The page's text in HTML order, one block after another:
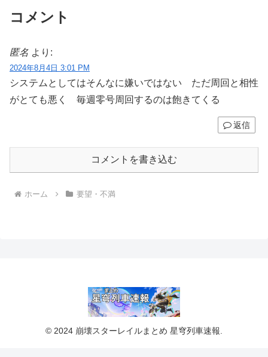
コメント
匿名 より:
2024年8月4日 3:01 PM
システムとしてはそんなに嫌いではない ただ周回と相性
がとても悪く 毎週零号周回するのは飽きてくる
返信
コメントを書き込む
ホーム 要望・不満
© 2024 崩壊スターレイルまとめ 星穹列車速報.